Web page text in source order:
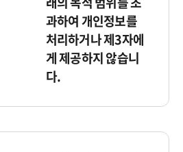
과하여 개인정보를
처리하거나 제3자에
게 제공하지 않습니
다.